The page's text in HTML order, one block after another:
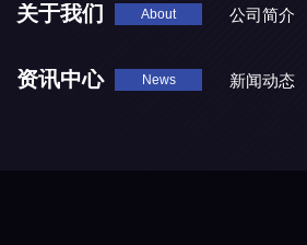
关于我们 About 公司简介
资讯中心 News 新闻动态